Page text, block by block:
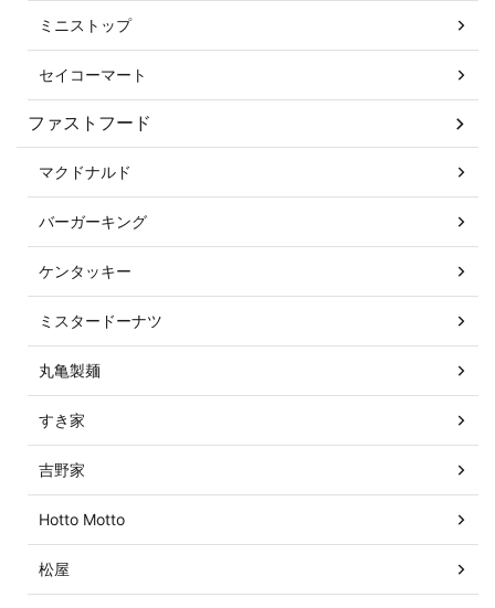
ミニストップ
セイコーマート
ファストフード
マクドナルド
バーガーキング
ケンタッキー
ミスタードーナツ
丸亀製麺
すき家
吉野家
Hotto Motto
松屋